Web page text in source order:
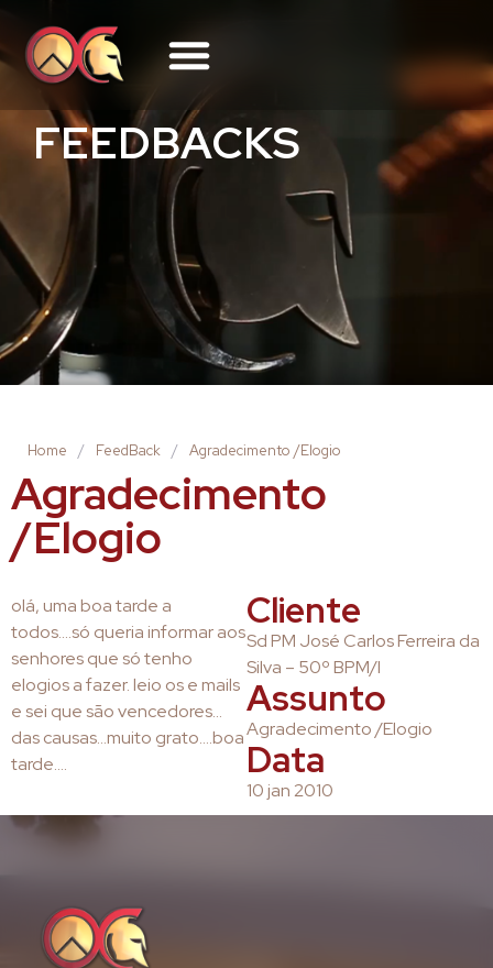
FEEDBACKS
Home / FeedBack / Agradecimento /Elogio
Agradecimento
/Elogio
olá, uma boa tarde a
todos….só queria informar aos
senhores que só tenho
elogios a fazer. leio os e mails
e sei que são vencedores…
das causas…muito grato….boa
tarde….
Cliente
Sd PM José Carlos Ferreira da
Silva – 50º BPM/I
Assunto
Agradecimento /Elogio
Data
10 jan 2010